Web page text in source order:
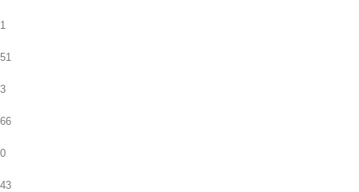
1
51
3
66
0
43